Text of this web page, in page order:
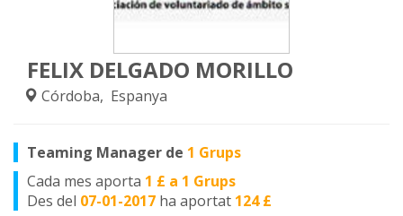
FELIX DELGADO MORILLO
Córdoba, Espanya
Teaming Manager de 1 Grups
Cada mes aporta 1 £ a 1 Grups
Des del 07-01-2017 ha aportat 124 £